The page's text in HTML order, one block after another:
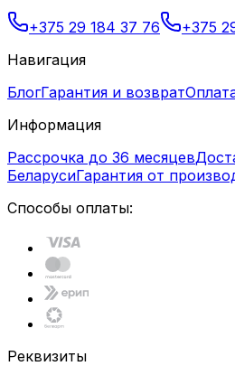
+375 29 184 37 76
+375
Навигация
БлогГарантия и возврат
Информация
Рассрочка до 36 месяцев
БеларусиГарантия от
Способы оплаты:
Реквизиты